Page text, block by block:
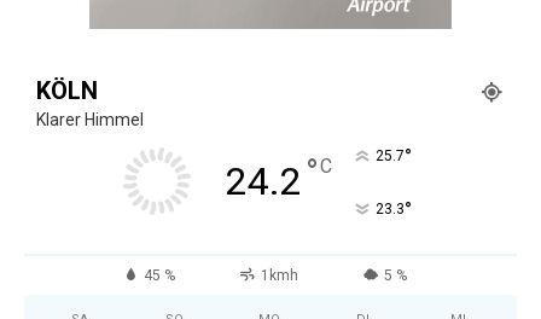
KÖLN
Klarer Himmel
24.2 °C 25.7°
23.3°
45 % 1kmh 5 %